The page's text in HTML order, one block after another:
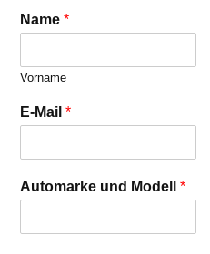
Name*
Vorname
E-Mail*
Automarke und Modell*